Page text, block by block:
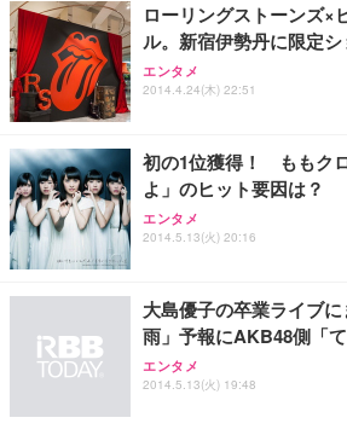
ローリングストーンズ×
ル。新宿伊勢丹に限定
エンタメ
2014.4.24(木) 22:51
初の1位獲得！ ももク
よ」のヒット要因は？
エンタメ
2014.5.13(火) 20:16
大島優子の卒業ライブ
雨」予報にAKB48側「
エンタメ
2014.5.13(火) 19:48